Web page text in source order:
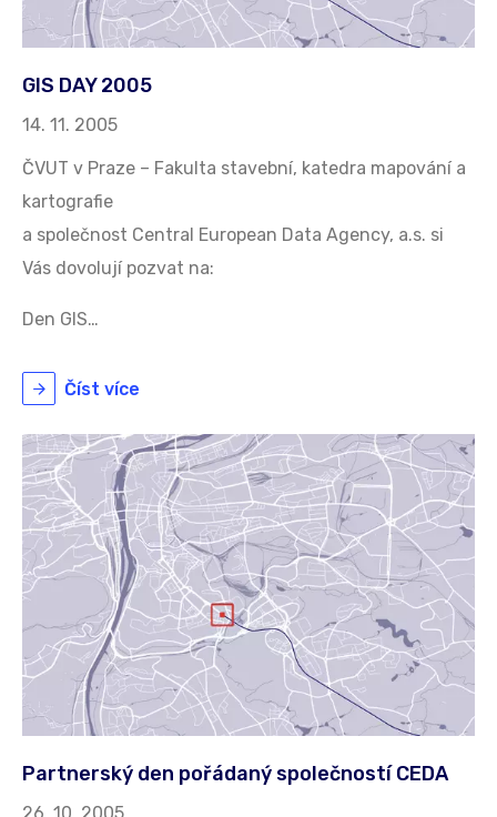
GIS DAY 2005
14. 11. 2005
ČVUT v Praze – Fakulta stavební, katedra mapování a
kartografie
a společnost Central European Data Agency, a.s. si
Vás dovolují pozvat na:
Den GIS…
Číst více
Partnerský den pořádaný společností CEDA